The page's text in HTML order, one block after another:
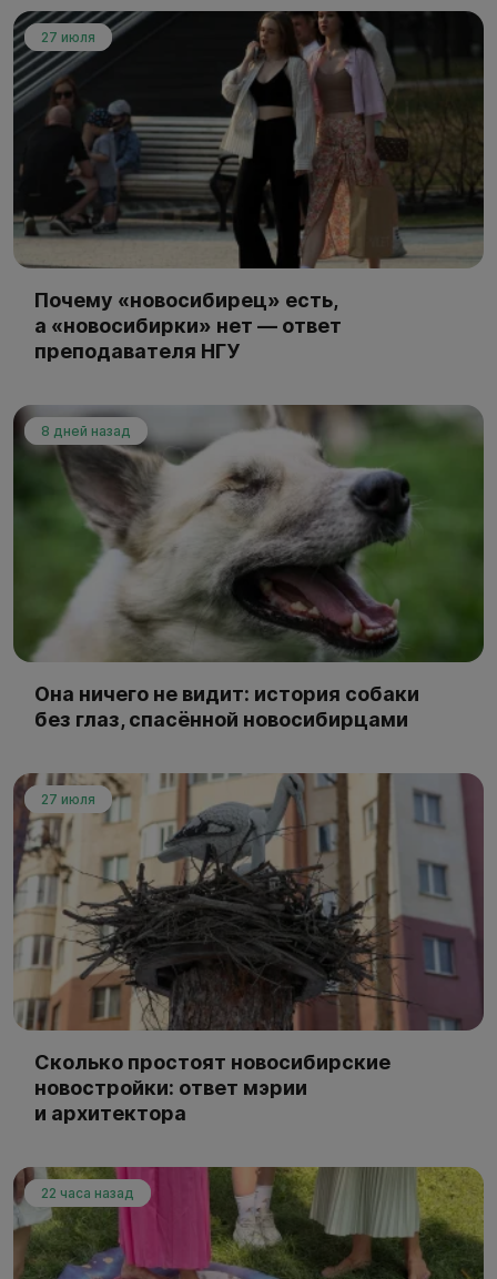
27 июля
Почему «новосибирец» есть,
а «новосибирки» нет — ответ
преподавателя НГУ
8 дней назад
Она ничего не видит: история собаки
без глаз, спасённой новосибирцами
27 июля
Сколько простоят новосибирские
новостройки: ответ мэрии
и архитектора
22 часа назад